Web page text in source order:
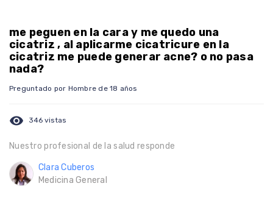
me peguen en la cara y me quedo una
cicatriz , al aplicarme cicatricure en la
cicatriz me puede generar acne? o no pasa
nada?
Preguntado por Hombre de 18 años
visibility 346 vistas
Nuestro profesional de la salud responde
Clara Cuberos
Medicina General